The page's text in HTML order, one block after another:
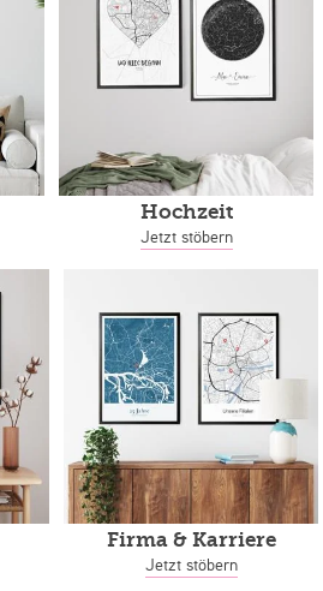
Hochzeit
Jetzt stöbern
Firma & Karriere
Jetzt stöbern